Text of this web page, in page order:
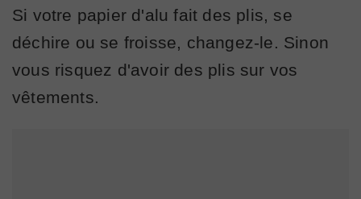
Si votre papier d'alu fait des plis, se
déchire ou se froisse, changez-le. Sinon
vous risquez d'avoir des plis sur vos
vêtements.